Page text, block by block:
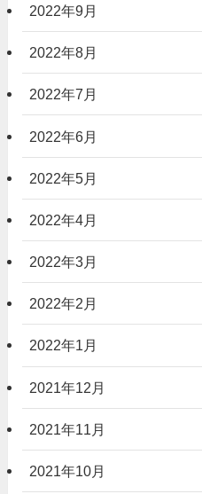
2022年9月
2022年8月
2022年7月
2022年6月
2022年5月
2022年4月
2022年3月
2022年2月
2022年1月
2021年12月
2021年11月
2021年10月